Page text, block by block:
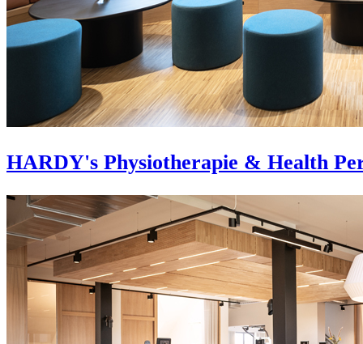
HARDY's Physiotherapie & Health